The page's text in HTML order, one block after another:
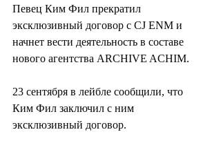
Певец Ким Фил прекратил
эксклюзивный договор с CJ ENM и
начнет вести деятельность в составе
нового агентства ARCHIVE ACHIM.
23 сентября в лейбле сообщили, что
Ким Фил заключил с ним
эксклюзивный договор.